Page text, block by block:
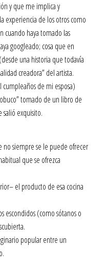
y que me implica y
experiencia de los otros como
cuando haya tomado las
googleado; cosa que en
una historia que todavía
creadora” del artista.
cumpleaños de mi esposa)
tomado de un libro de
exquisito.
no siempre se le puede ofrecer
que se ofrezca
el producto de esa cocina
escondidos (como sótanos o
popular entre un